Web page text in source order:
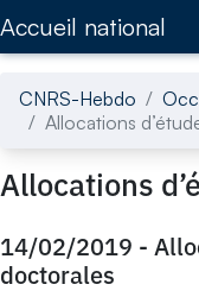
Accueil national
CNRS-Hebdo
Allocations
Allocations
14/02/2019 -
doctorales